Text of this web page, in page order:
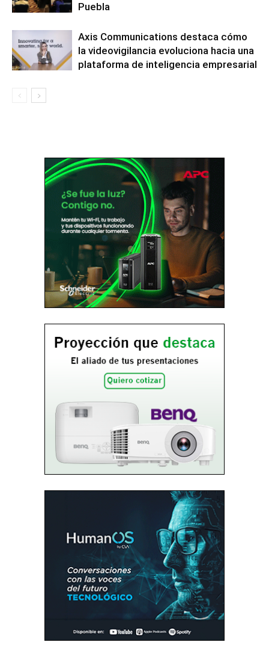
Puebla
Axis Communications destaca cómo
la videovigilancia evoluciona hacia una
plataforma de inteligencia empresarial